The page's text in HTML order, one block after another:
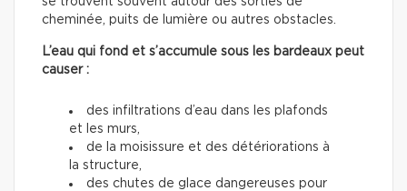
cheminée, puits de lumière ou autres obstacles.
L’eau qui fond et s’accumule sous les bardeaux peut
causer :
des infiltrations d’eau dans les plafonds
et les murs,
de la moisissure et des détériorations à
la structure,
des chutes de glace dangereuses pour